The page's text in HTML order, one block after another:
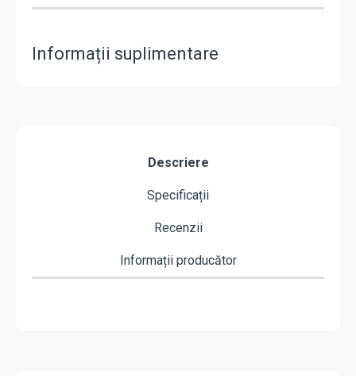
Informații suplimentare
Descriere
Specificații
Recenzii
Informații producător